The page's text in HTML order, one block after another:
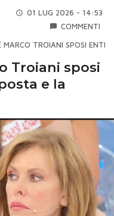
01 LUG 2026 - 14:53
COMMENTI
MARCO TROIANI SPOSI
Troiani sposi
e la